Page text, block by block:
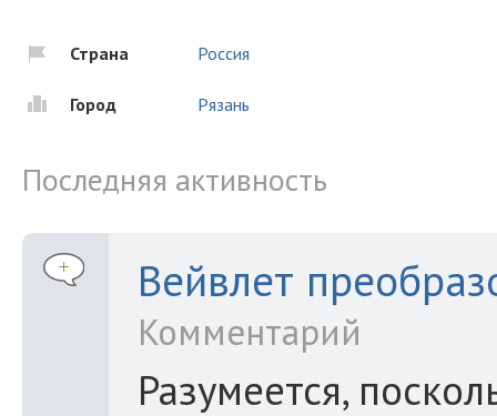
Страна Россия
Город Рязань
Последняя активность
Вейвлет
Комментарий
Разумеется,